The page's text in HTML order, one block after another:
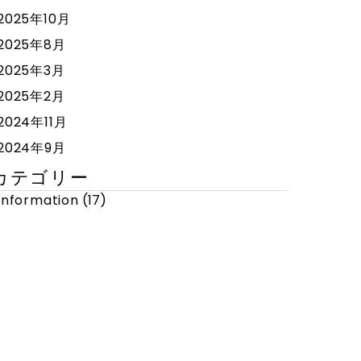
年10月
年8月
年3月
年2月
年11月
年9月
テゴリー
(17)